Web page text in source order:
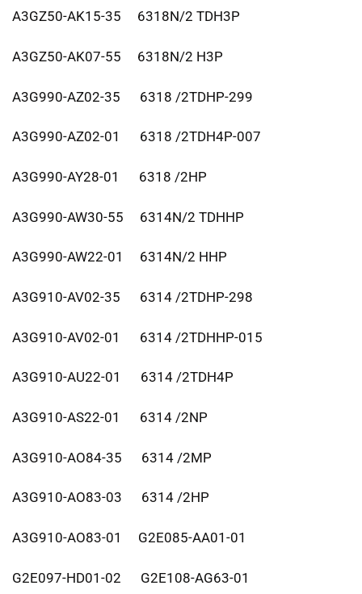
A3GZ50-AK15-35 6318N/2 TDH3P
A3GZ50-AK07-55 6318N/2 H3P
A3G990-AZ02-35 6318 /2TDHP-299
A3G990-AZ02-01 6318 /2TDH4P-007
A3G990-AY28-01 6318 /2HP
A3G990-AW30-55 6314N/2 TDHHP
A3G990-AW22-01 6314N/2 HHP
A3G910-AV02-35 6314 /2TDHP-298
A3G910-AV02-01 6314 /2TDHHP-015
A3G910-AU22-01 6314 /2TDH4P
A3G910-AS22-01 6314 /2NP
A3G910-AO84-35 6314 /2MP
A3G910-AO83-03 6314 /2HP
A3G910-AO83-01 G2E085-AA01-01
G2E097-HD01-02 G2E108-AG63-01